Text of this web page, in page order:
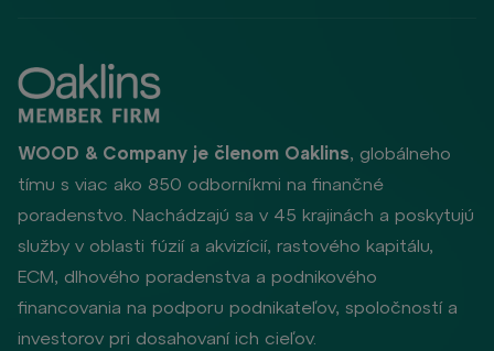
WOOD & Company je členom Oaklins, globálneho
tímu s viac ako 850 odborníkmi na finančné
poradenstvo. Nachádzajú sa v 45 krajinách a poskytujú
služby v oblasti fúzií a akvizícií, rastového kapitálu,
ECM, dlhového poradenstva a podnikového
financovania na podporu podnikateľov, spoločností a
investorov pri dosahovaní ich cieľov.